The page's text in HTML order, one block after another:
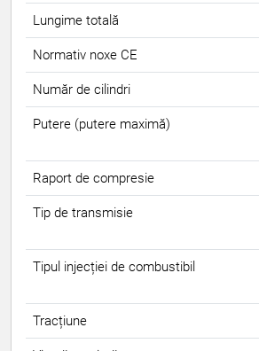
Lungime totală
Normativ noxe CE
Număr de cilindri
Putere (putere maximă)
Raport de compresie
Tip de transmisie
Tipul injecției de combustibil
Tracțiune